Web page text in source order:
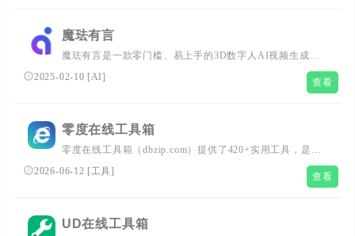
魔珐有言
魔珐有言是一款零门槛、易上手的3D数字人AI视频生成工
具，只需输入文字，即可一键生成高质量的3D数字人视
频。无需出镜、拍摄或后期制作，AI自动生成场景、灯光、
2025-02-10 [AI] 查看
零度在线工具箱
零度在线工具箱（dbzip.com）提供了420+实用工具，是国
内使用最广泛的在线实用工具网站,提供实用AI工具，车牌
号归属地查询、MD5加密、生辰八字转换、高校查询、在
份证查询等工具。
2026-06-12 [工具] 查看
UD在线工具箱